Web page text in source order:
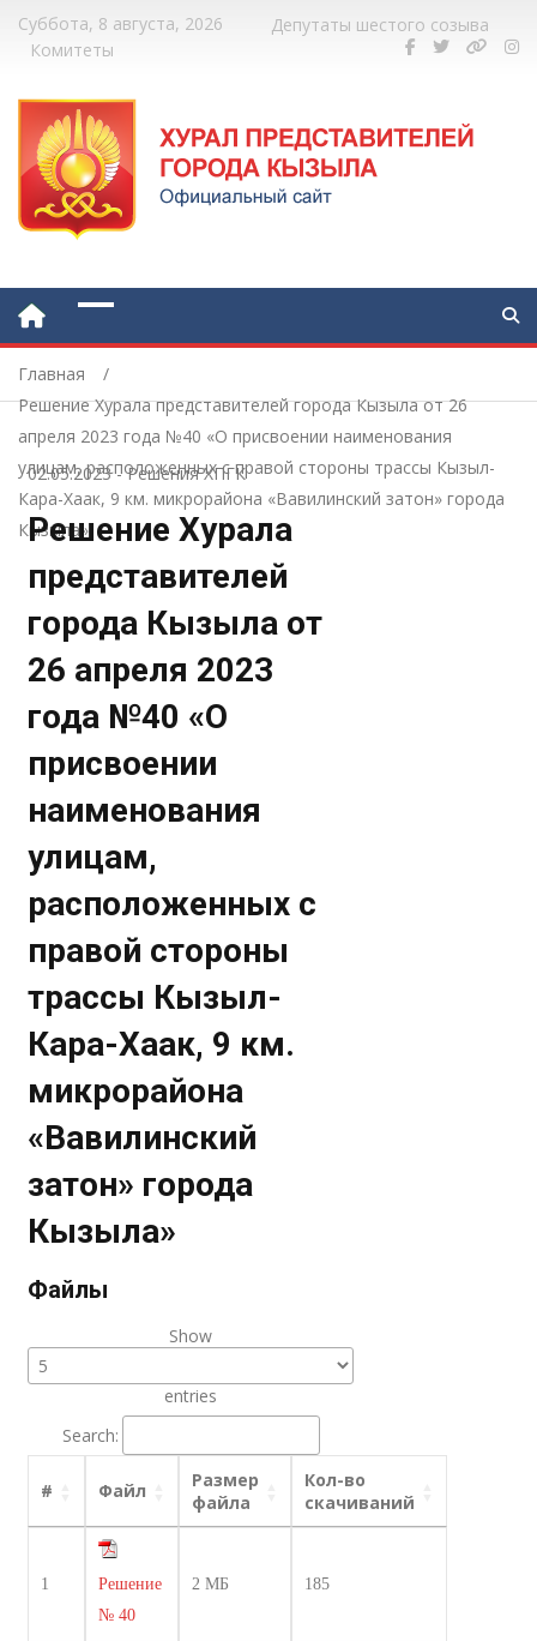
Суббота, 8 августа, 2026
Депутаты шестого созыва
Комитеты
Главная
Решение Хурала представителей города Кызыла от 26
апреля 2023 года №40 «О присвоении наименования
улицам, расположенных с правой стороны трассы Кызыл-
Кара-Хаак, 9 км. микрорайона «Вавилинский затон» города
Кызыла»
02.05.2023- Решения ХПГК
Решение Хурала
представителей
города Кызыла от
26 апреля 2023
года №40 «О
присвоении
наименования
улицам,
расположенных с
правой стороны
трассы Кызыл-
Кара-Хаак, 9 км.
микрорайона
«Вавилинский
затон» города
Кызыла»
Файлы
Show
entries
Search:
# Файл
Размер
файла
Кол-во
скачиваний
1
Решение
№ 40
2 МБ 185